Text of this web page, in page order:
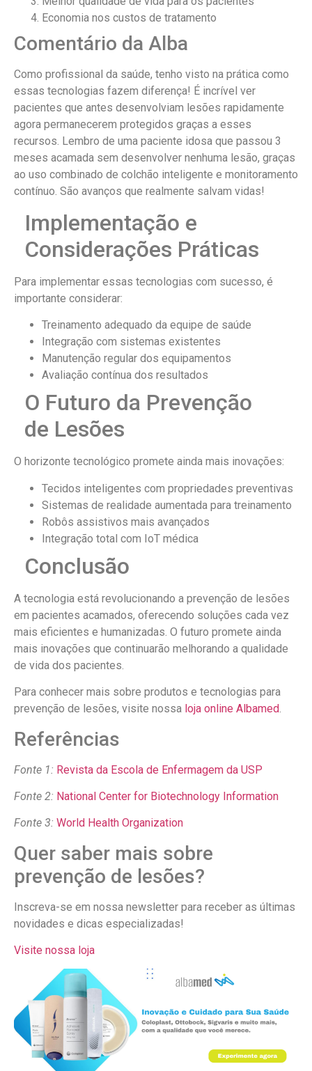
Economia nos custos de tratamento
Comentário da Alba
Como profissional da saúde, tenho visto na prática como
essas tecnologias fazem diferença! É incrível ver
pacientes que antes desenvolviam lesões rapidamente
agora permanecerem protegidos graças a esses
recursos. Lembro de uma paciente idosa que passou 3
meses acamada sem desenvolver nenhuma lesão, graças
ao uso combinado de colchão inteligente e monitoramento
contínuo. São avanços que realmente salvam vidas!
Implementação e
Considerações Práticas
Para implementar essas tecnologias com sucesso, é
importante considerar:
Treinamento adequado da equipe de saúde
Integração com sistemas existentes
Manutenção regular dos equipamentos
Avaliação contínua dos resultados
O Futuro da Prevenção
de Lesões
O horizonte tecnológico promete ainda mais inovações:
Tecidos inteligentes com propriedades preventivas
Sistemas de realidade aumentada para treinamento
Robôs assistivos mais avançados
Integração total com IoT médica
Conclusão
A tecnologia está revolucionando a prevenção de lesões
em pacientes acamados, oferecendo soluções cada vez
mais eficientes e humanizadas. O futuro promete ainda
mais inovações que continuarão melhorando a qualidade
de vida dos pacientes.
Para conhecer mais sobre produtos e tecnologias para
prevenção de lesões, visite nossa loja online Albamed.
Referências
Fonte 1: Revista da Escola de Enfermagem da USP
Fonte 2: National Center for Biotechnology Information
Fonte 3: World Health Organization
Quer saber mais sobre
prevenção de lesões?
Inscreva-se em nossa newsletter para receber as últimas
novidades e dicas especializadas!
Visite nossa loja